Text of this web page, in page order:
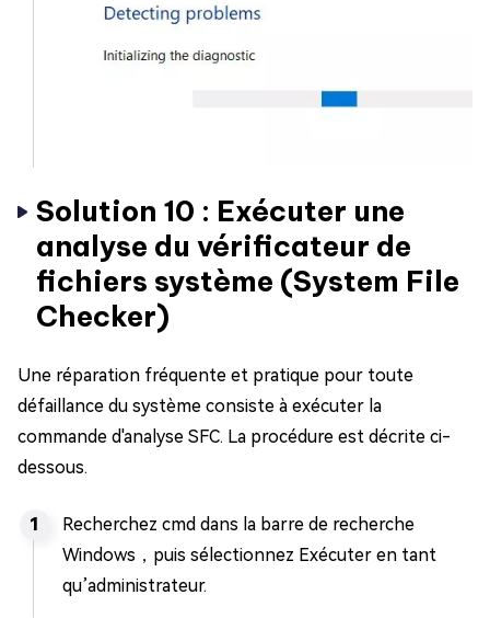
Solution 10 : Exécuter une
analyse du vérificateur de
fichiers système (System File
Checker)
Une réparation fréquente et pratique pour toute
défaillance du système consiste à exécuter la
commande d'analyse SFC. La procédure est décrite ci-
dessous.
Recherchez cmd dans la barre de recherche
Windows，puis sélectionnez Exécuter en tant
qu’administrateur.